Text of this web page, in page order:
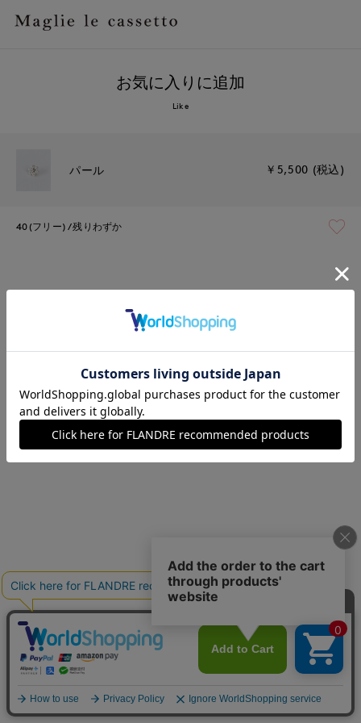
お気に入りに追加
Like
パール ￥5,500 (税込)
40(フリー) 残りわずか